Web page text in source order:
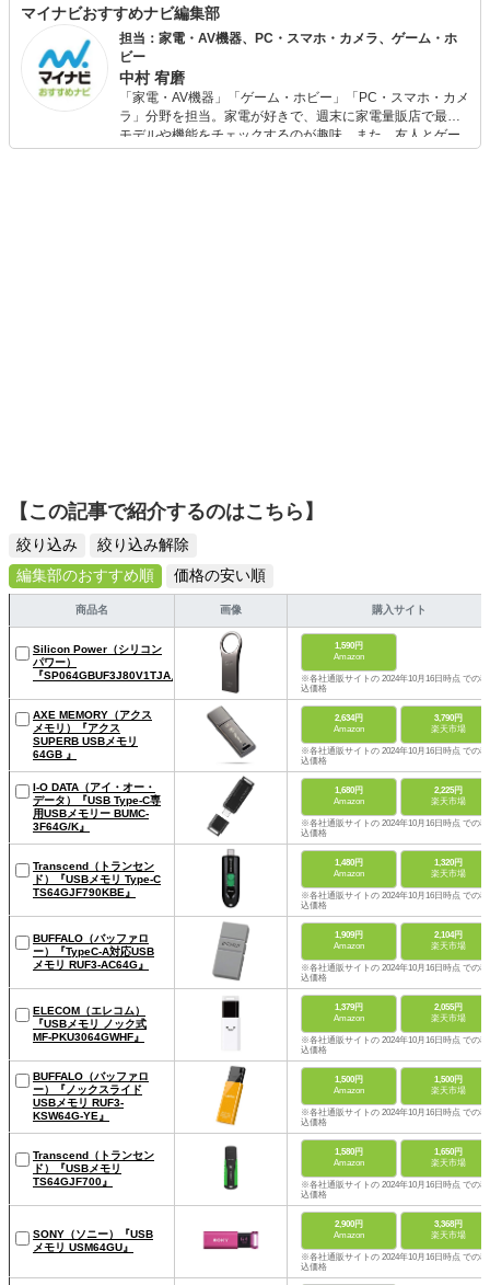
てしまう傾向が強い。
マイナビおすすめナビ編集部
担当：家電・AV機器、PC・スマホ・カメラ、ゲーム・ホ
ビー
中村 宥磨
「家電・AV機器」「ゲーム・ホビー」「PC・スマホ・カメ
ラ」分野を担当。家電が好きで、週末に家電量販店で最新
モデルや機能をチェックするのが趣味。また、友人とゲー
ムを楽しみながら、新作タイトルやイベント情報もいち早
【この記事で紹介するのはこちら】
絞り込み
絞り込み解除
編集部のおすすめ順
価格の安い順
商品名 画像 購入サイト
Silicon Power（シリコン
パワー）
『SP064GBUF3J80V1TJA』
1,590円
Amazon
※各社通販サイトの 2024年10月16日時点 での税
込価格
AXE MEMORY（アクス
メモリ）『アクス
SUPERB USBメモリ
64GB 』
2,634円
Amazon
3,790円
楽天市場
※各社通販サイトの 2024年10月16日時点 での税
込価格
I-O DATA（アイ・オー・
データ）『USB Type-C専
用USBメモリー BUMC-
3F64G/K』
1,680円
Amazon
2,225円
楽天市場
※各社通販サイトの 2024年10月16日時点 での税
込価格
Transcend（トランセン
ド）『USBメモリ Type-C
TS64GJF790KBE』
1,480円
Amazon
1,320円
楽天市場
※各社通販サイトの 2024年10月16日時点 での税
込価格
BUFFALO（バッファロ
ー）『TypeC-A対応USB
メモリ RUF3-AC64G』
1,909円
Amazon
2,104円
楽天市場
※各社通販サイトの 2024年10月16日時点 での税
込価格
ELECOM（エレコム）
『USBメモリ ノック式
MF-PKU3064GWHF』
1,379円
Amazon
2,055円
楽天市場
※各社通販サイトの 2024年10月16日時点 での税
込価格
BUFFALO（バッファロ
ー）『ノックスライド
USBメモリ RUF3-
KSW64G-YE』
1,500円
Amazon
1,500円
楽天市場
※各社通販サイトの 2024年10月16日時点 での税
込価格
Transcend（トランセン
ド）『USBメモリ
TS64GJF700』
1,580円
Amazon
1,650円
楽天市場
※各社通販サイトの 2024年10月16日時点 での税
込価格
SONY（ソニー）『USB
メモリ USM64GU』
2,900円
Amazon
3,368円
楽天市場
※各社通販サイトの 2024年10月16日時点 での税
込価格